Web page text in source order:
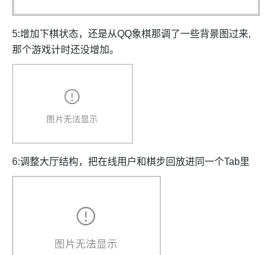
5:增加下棋状态，还是从QQ象棋那调了一些背景图过来,
那个游戏计时还没增加。
6:调整大厅结构，把在线用户和棋步回放进同一个Tab里